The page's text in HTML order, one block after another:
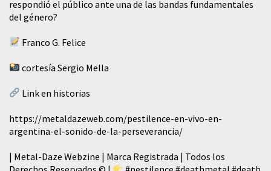
respondió el público ante una de las bandas fundamentales
del género?
Franco G. Felice
cortesía Sergio Mella
Link en historias
https://metaldazeweb.com/pestilence-en-vivo-en-
argentina-el-sonido-de-la-perseverancia/
| Metal-Daze Webzine | Marca Registrada | Todos los